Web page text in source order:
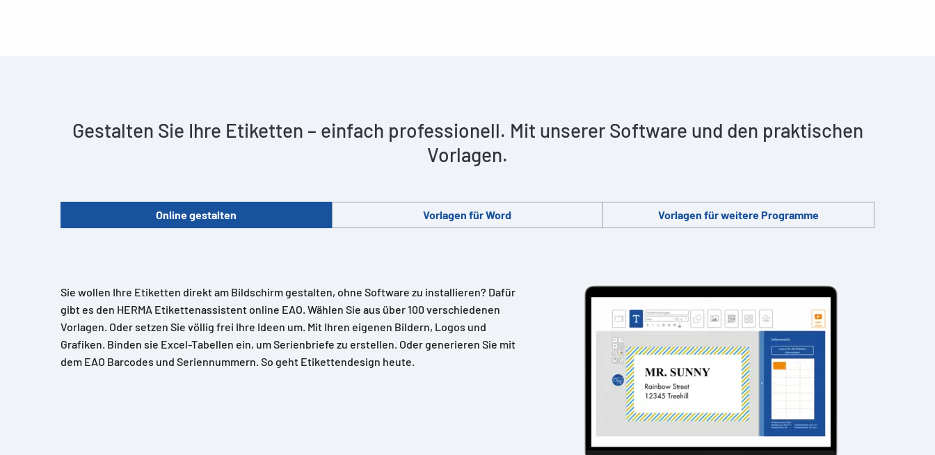
Gestalten Sie Ihre Etiketten – einfach professionell. Mit unserer Software und den praktischen
Vorlagen.
Online gestalten Vorlagen für Word Vorlagen für weitere Programme
Sie wollen Ihre Etiketten direkt am Bildschirm gestalten, ohne Software zu installieren? Dafür
gibt es den HERMA Etikettenassistent online EAO. Wählen Sie aus über 100 verschiedenen
Vorlagen. Oder setzen Sie völlig frei Ihre Ideen um. Mit Ihren eigenen Bildern, Logos und
Grafiken. Binden sie Excel-Tabellen ein, um Serienbriefe zu erstellen. Oder generieren Sie mit
dem EAO Barcodes und Seriennummern. So geht Etikettendesign heute.